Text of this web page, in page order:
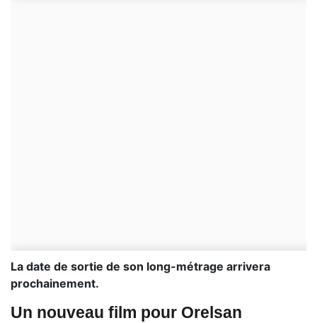
La date de sortie de son long-métrage arrivera
prochainement.
Un nouveau film pour Orelsan